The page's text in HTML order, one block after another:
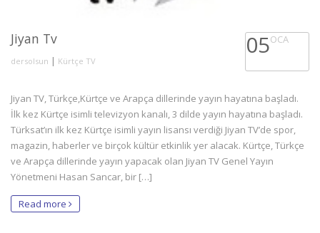
Jiyan Tv
dersolsun | Kürtçe TV
05OCA
Jiyan TV, Türkçe,Kürtçe ve Arapça dillerinde yayın hayatına başladı.
İlk kez Kürtçe isimli televizyon kanalı, 3 dilde yayın hayatına başladı.
Türksat’ın ilk kez Kürtçe isimli yayın lisansı verdiği Jiyan TV’de spor,
magazin, haberler ve birçok kültür etkinlik yer alacak. Kürtçe, Türkçe
ve Arapça dillerinde yayın yapacak olan Jiyan TV Genel Yayın
Yönetmeni Hasan Sancar, bir […]
Read more